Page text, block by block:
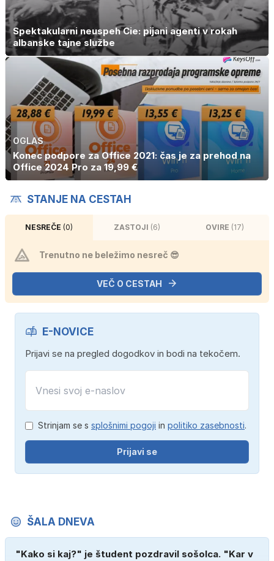
Spektakularni neuspeh Cie: pijani agenti v rokah
albanske tajne službe
OGLAS
Konec podpore za Office 2021: čas je za prehod na
Office 2024 Pro za 19,99 €
STANJE NA CESTAH
NESREČE (0) ZASTOJI (6) OVIRE (17)
Trenutno ne beležimo nesreč 😎
VEČ O CESTAH
E-NOVICE
Prijavi se na pregled dogodkov in bodi na tekočem.
Strinjam se s splošnimi pogoji in politiko zasebnosti.
Prijavi se
ŠALA DNEVA
"Kako si kaj?" je študent pozdravil sošolca. "Kar v